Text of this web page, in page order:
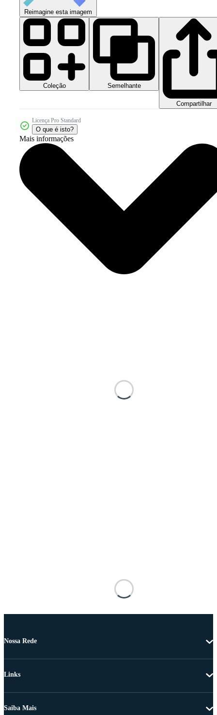
Reimagine esta imagem
Coleção Semelhante
Compartilhar
Licença Pro Standard
O que é isto?
Mais informações
Nossa Rede
Links
Saiba Mais